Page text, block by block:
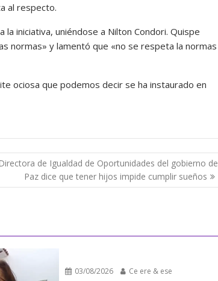
al respecto.
iniciativa, uniéndose a Nilton Condori. Quispe
normas» y lamentó que «no se respeta la normas
ociosa que podemos decir se ha instaurado en
Directora de Igualdad de Oportunidades del gobierno de
Paz dice que tener hijos impide cumplir sueños
03/08/2026 Ce ere & ese